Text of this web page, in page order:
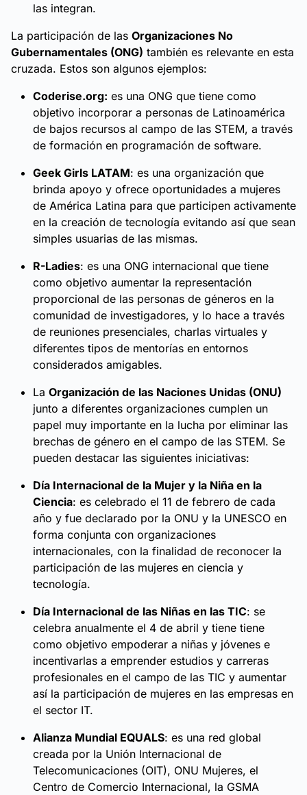
las integran.
La participación de las Organizaciones No
Gubernamentales (ONG) también es relevante en esta
cruzada. Estos son algunos ejemplos:
Coderise.org: es una ONG que tiene como
objetivo incorporar a personas de Latinoamérica
de bajos recursos al campo de las STEM, a través
de formación en programación de software.
Geek Girls LATAM: es una organización que
brinda apoyo y ofrece oportunidades a mujeres
de América Latina para que participen activamente
en la creación de tecnología evitando así que sean
simples usuarias de las mismas.
R-Ladies: es una ONG internacional que tiene
como objetivo aumentar la representación
proporcional de las personas de géneros en la
comunidad de investigadores, y lo hace a través
de reuniones presenciales, charlas virtuales y
diferentes tipos de mentorías en entornos
considerados amigables.
La Organización de las Naciones Unidas (ONU)
junto a diferentes organizaciones cumplen un
papel muy importante en la lucha por eliminar las
brechas de género en el campo de las STEM. Se
pueden destacar las siguientes iniciativas:
Día Internacional de la Mujer y la Niña en la
Ciencia: es celebrado el 11 de febrero de cada
año y fue declarado por la ONU y la UNESCO en
forma conjunta con organizaciones
internacionales, con la finalidad de reconocer la
participación de las mujeres en ciencia y
tecnología.
Día Internacional de las Niñas en las TIC: se
celebra anualmente el 4 de abril y tiene tiene
como objetivo empoderar a niñas y jóvenes e
incentivarlas a emprender estudios y carreras
profesionales en el campo de las TIC y aumentar
así la participación de mujeres en las empresas en
el sector IT.
Alianza Mundial EQUALS: es una red global
creada por la Unión Internacional de
Telecomunicaciones (OIT), ONU Mujeres, el
Centro de Comercio Internacional, la GSMA